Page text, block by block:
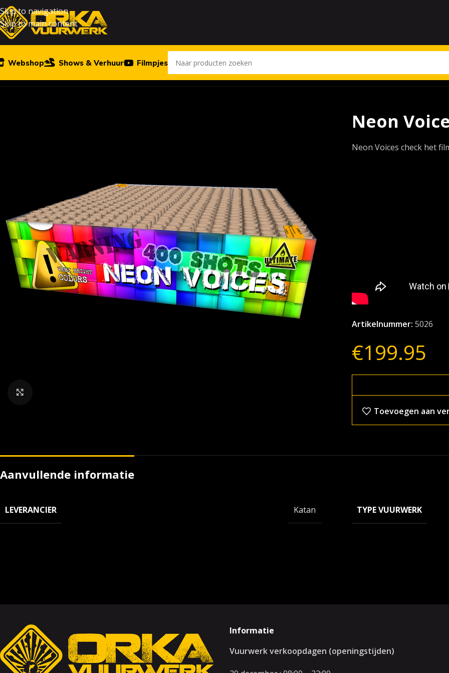
Skip to navigation
Skip to main content
Webshop Shows & Verhuur Filmpjes
Neon
Neon Voices check het
Artikelnummer: 5026
€199.95
Toevoegen aan
Aanvullende informatie
LEVERANCIER Katan TYPE VUURWERK
Informatie
Vuurwerk verkoopdagen (openingstijden)